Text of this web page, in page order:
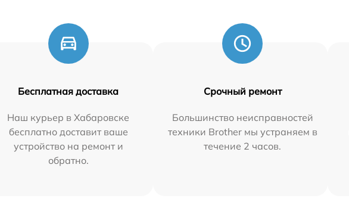
Бесплатная доставка
Наш курьер в Хабаровске
бесплатно доставит ваше
устройство на ремонт и
обратно.
Срочный ремонт
Большинство неисправностей
техники Brother мы устраняем в
течение 2 часов.